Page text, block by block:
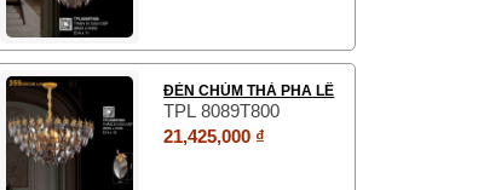
ĐÈN CHÙM THẢ PHA LÊ
TPL 8089T800
21,425,000 ₫